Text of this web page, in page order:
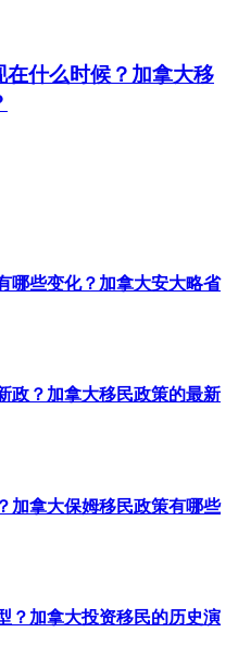
什么时候？加拿大移
哪些变化？加拿大安大略省
政？加拿大移民政策的最新
加拿大保姆移民政策有哪些
？加拿大投资移民的历史演